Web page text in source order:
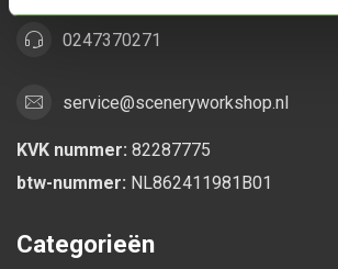
0247370271
service@sceneryworkshop.nl
KVK nummer: 82287775
btw-nummer: NL862411981B01
Categorieën